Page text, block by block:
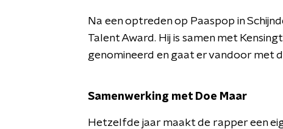
Na een optreden op Paaspop in
Talent Award. Hij is samen met
genomineerd en gaat er vandoor met
Samenwerking met Doe Maar
Hetzelfde jaar maakt de rapper een